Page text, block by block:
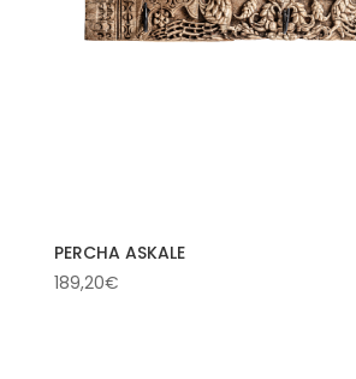
PERCHA ASKALE
189,20€